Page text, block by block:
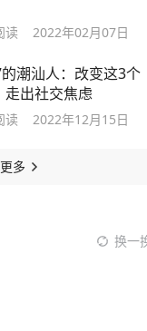
读 2022年02月07日
的潮汕人：改变这3个
走出社交焦虑
读 2022年12月15日
多
换一